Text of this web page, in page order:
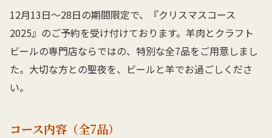
12月13日〜28日の期間限定で、『クリスマスコース
2025』のご予約を受け付けております。羊肉とクラフト
ビールの専門店ならではの、特別な全7品をご用意しまし
た。大切な方との聖夜を、ビールと羊でお過ごしくださ
い。
コース内容（全7品）